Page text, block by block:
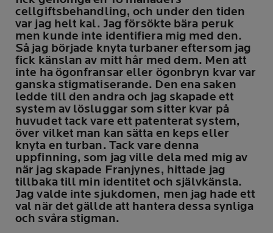
cellgiftsbehandling, och under den tiden
var jag helt kal. Jag försökte bära peruk
men kunde inte identifiera mig med den.
Så jag började knyta turbaner eftersom jag
fick känslan av mitt hår med dem. Men att
inte ha ögonfransar eller ögonbryn kvar var
ganska stigmatiserande. Den ena saken
ledde till den andra och jag skapade ett
system av lösluggar som sitter kvar på
huvudet tack vare ett patenterat system,
över vilket man kan sätta en keps eller
knyta en turban. Tack vare denna
uppfinning, som jag ville dela med mig av
när jag skapade Franjynes, hittade jag
tillbaka till min identitet och självkänsla.
Jag valde inte sjukdomen, men jag hade ett
val när det gällde att hantera dessa synliga
och svåra stigman.